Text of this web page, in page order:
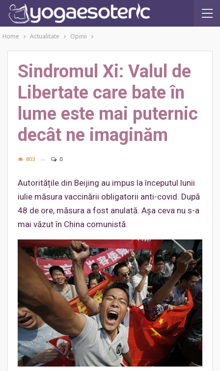
Home Actualitate Opinii
Sindromul Xi: Valul de
Libertate care bate în
lume este mai puternic
decât ne imaginăm
803 0
Autoritățile din Beijing au impus la începutul lunii
iulie măsura vaccinării obligatorii anti-covid. După
48 de ore, măsura a fost anulată. Așa ceva nu s-a
mai văzut în China comunistă.